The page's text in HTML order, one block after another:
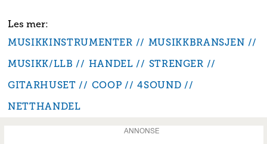
MUSIKKINSTRUMENTER
MUSIKKBRANSJEN
MUSIKK/LLB
HANDEL
STRENGER
GITARHUSET
COOP
4SOUND
NETTHANDEL
ANNONSE